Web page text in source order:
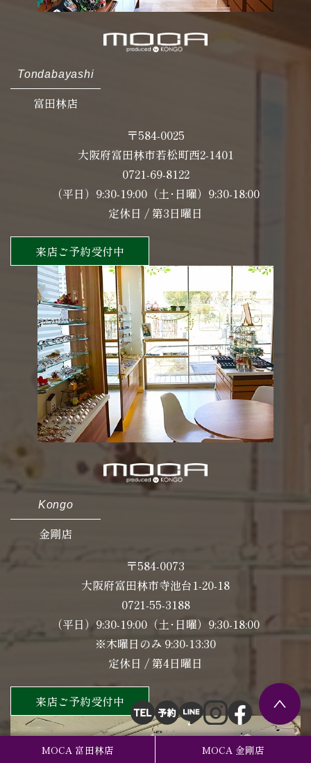
MOCA 富田林店 MOCA 金剛店
Tondabayashi
富田林店
〒584-0025
大阪府富田林市若松町西2-1401
0721-69-8122
（平日）9:30-19:00（土･日曜）9:30-18:00
定休日 / 第3日曜日
来店ご予約受付中
Kongo
金剛店
〒584-0073
大阪府富田林市寺池台1-20-18
0721-55-3188
（平日）9:30-19:00（土･日曜）9:30-18:00
※木曜日のみ 9:30-13:30
定休日 / 第4日曜日
来店ご予約受付中